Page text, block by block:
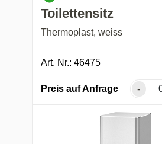
Toilettensitz
Thermoplast, weiss
Art. Nr.: 46475
Preis auf Anfrage -